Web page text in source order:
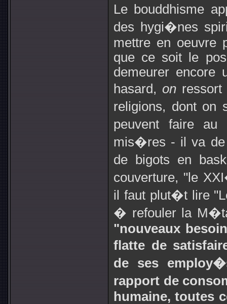
Le bouddhisme
des hygi�nes
mettre en oeuvre
que ce soit le
demeurer encore
hasard, on
religions, dont on
peuvent faire
mis�res - il va de
de bigots en
couverture, "le
il faut plut�t lire
� refouler la
"nouveaux
flatte de
de ses
rapport de
humaine, toutes